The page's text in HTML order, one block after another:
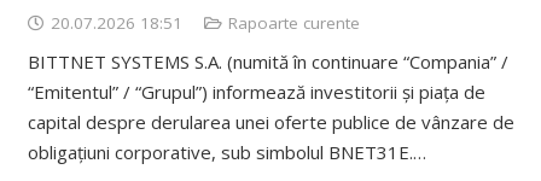
20.07.2026 18:51 Rapoarte curente
BITTNET SYSTEMS S.A. (numită în continuare “Compania” /
“Emitentul” / “Grupul”) informează investitorii și piața de
capital despre derularea unei oferte publice de vânzare de
obligațiuni corporative, sub simbolul BNET31E.…